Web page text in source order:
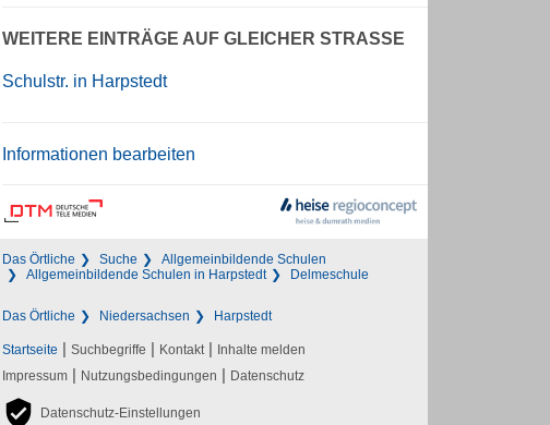
WEITERE EINTRÄGE AUF GLEICHER STRASSE
Schulstr. in Harpstedt
Informationen bearbeiten
Das Örtliche Suche
Allgemeinbildende Schulen
Allgemeinbildende Schulen in Harpstedt
Delmeschule
Das Örtliche Niedersachsen Harpstedt
Startseite | Suchbegriffe | Kontakt | Inhalte melden
Impressum | Nutzungsbedingungen | Datenschutz
Datenschutz-Einstellungen